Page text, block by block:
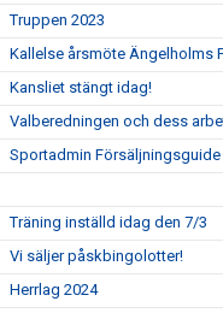
Truppen 2023
Kallelse årsmöte Ängelholms
Kansliet stängt idag!
Valberedningen och dess
Sportadmin
Träning inställd idag den 7/3
Vi säljer påskbingolotter!
Herrlag 2024